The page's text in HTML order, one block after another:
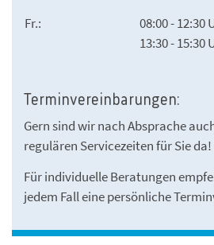
Fr.:
08:00 - 12:30
13:30 - 15:30
Terminvereinbarungen:
Gern sind wir nach Absprache
regulären Servicezeiten für Sie da!
Für individuelle Beratungen
jedem Fall eine persönliche